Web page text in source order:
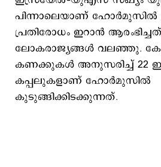
പിന്നാലെയാണ്
പ്രതിരോധം ഇറാന്‍
ലോകരാജ്യങ്ങള്‍ വലഞ്ഞു.
കണക്കുകള്‍ അനുസരിച്ച് 22
കപ്പലുകളാണ് ഹോര്‍മുസില്‍
കുടുങ്ങിക്കിടക്കുന്നത്.